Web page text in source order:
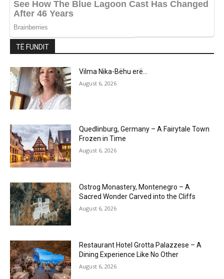
TË FUNDIT
Vilma Nika-Bëhu erë…
August 6, 2026
Quedlinburg, Germany – A Fairytale Town
Frozen in Time
August 6, 2026
Ostrog Monastery, Montenegro – A
Sacred Wonder Carved into the Cliffs
August 6, 2026
Restaurant Hotel Grotta Palazzese – A
Dining Experience Like No Other
August 6, 2026